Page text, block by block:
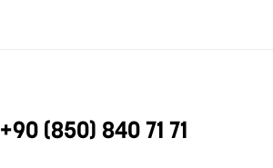
+90 (850) 840 71 71